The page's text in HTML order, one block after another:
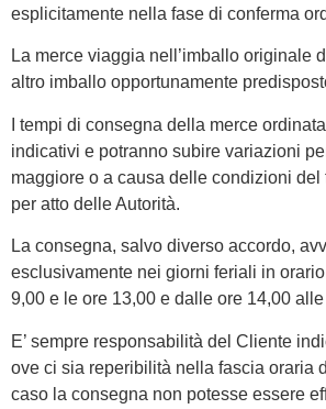
esplicitamente nella fase di conferma
La merce viaggia nell’imballo originale
altro imballo opportunamente
I tempi di consegna della merce
indicativi e potranno subire variazioni
maggiore o a causa delle condizioni del
per atto delle Autorità.
La consegna, salvo diverso accordo,
esclusivamente nei giorni feriali in
9,00 e le ore 13,00 e dalle ore 14,00
E’ sempre responsabilità del Cliente
ove ci sia reperibilità nella fascia oraria
caso la consegna non potesse essere